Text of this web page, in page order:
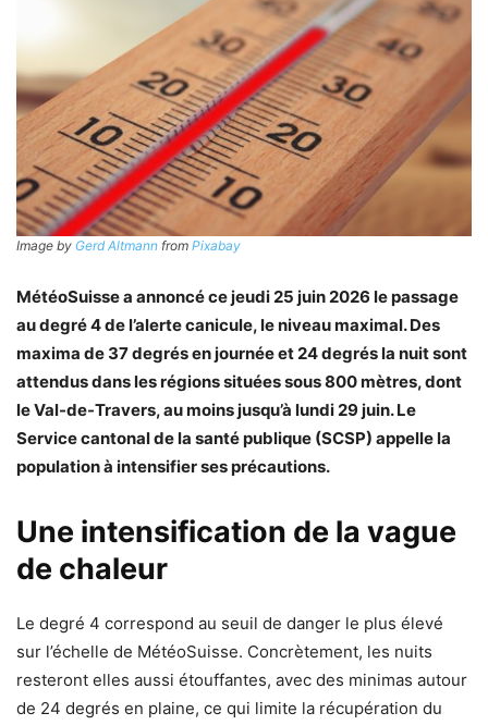
Image by Gerd Altmann from Pixabay
MétéoSuisse a annoncé ce jeudi 25 juin 2026 le passage
au degré 4 de l’alerte canicule, le niveau maximal. Des
maxima de 37 degrés en journée et 24 degrés la nuit sont
attendus dans les régions situées sous 800 mètres, dont
le Val-de-Travers, au moins jusqu’à lundi 29 juin. Le
Service cantonal de la santé publique (SCSP) appelle la
population à intensifier ses précautions.
Une intensification de la vague
de chaleur
Le degré 4 correspond au seuil de danger le plus élevé
sur l’échelle de MétéoSuisse. Concrètement, les nuits
resteront elles aussi étouffantes, avec des minimas autour
de 24 degrés en plaine, ce qui limite la récupération du